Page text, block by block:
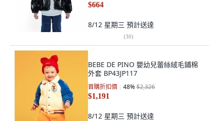
$664
8/12 星期三 預計送達
(30)
BEBE DE PINO 嬰幼兒蕾絲絨毛鋪棉
外套 BP43JP117
首購折扣價 48%$2,326
$1,191
8/12 星期三 預計送達